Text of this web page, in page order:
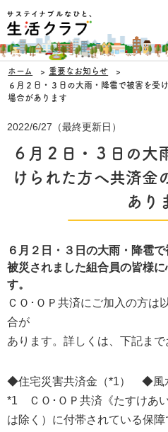
ホーム
重要なお知らせ
６月２日・３日の大雨・降雹で被害を受
場合があります
2022/6/27（最終更新日）
６月２日・３日の大
けられた方へ共済金
あり
６月２日・３日の大雨・降雹
被災されました組合員の皆様
す。
ＣＯ･ＯＰ共済にご加入の方は
合が
あります。詳しくは、下記まで
◆住宅災害共済金（*1） ◆風
*1 ＣＯ･ＯＰ共済《たすけあ
は除く）に付帯されている保障